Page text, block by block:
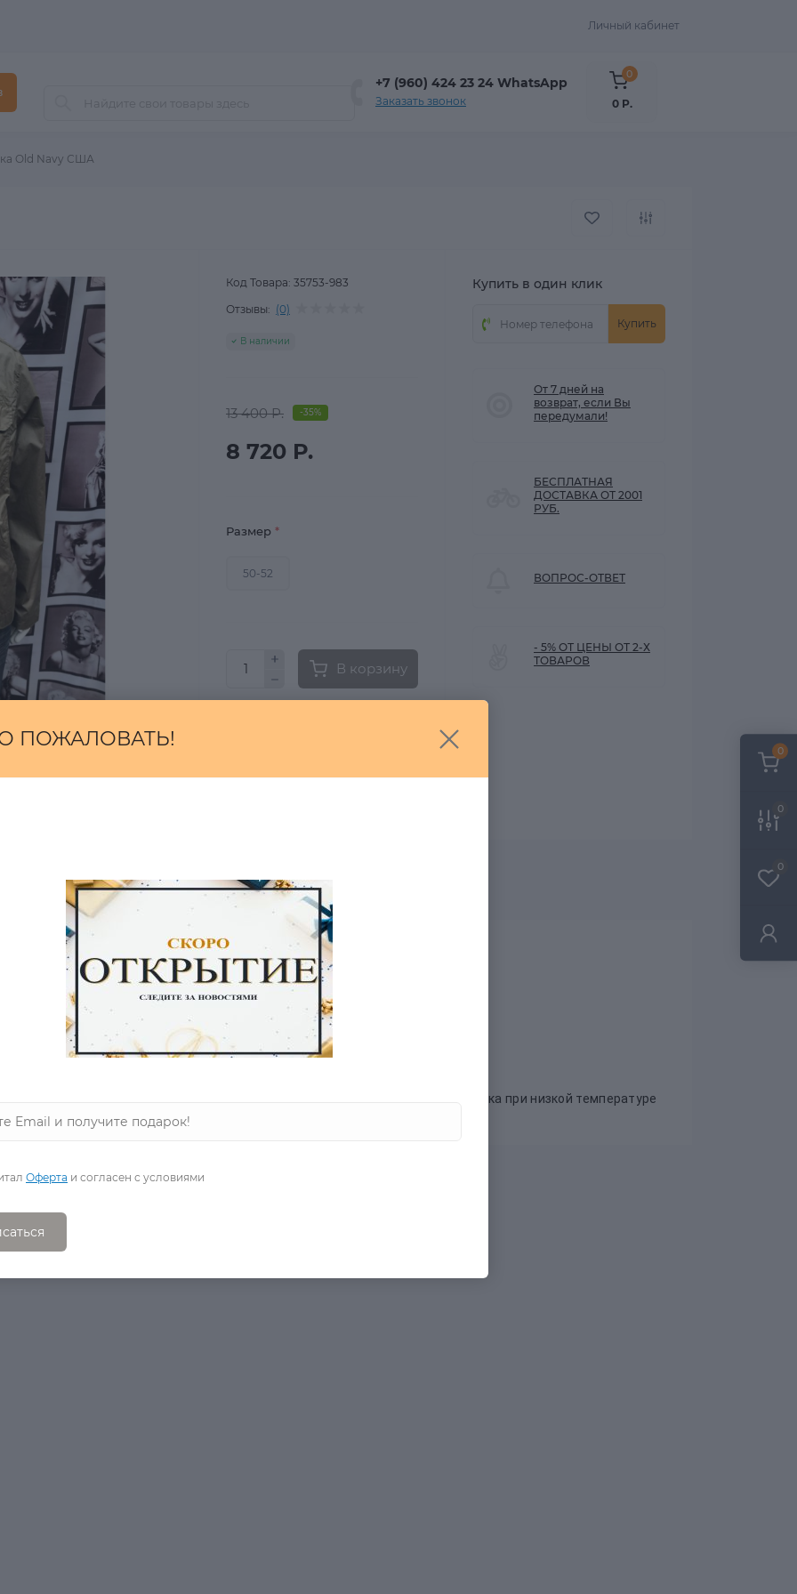
0
0
0
Личный кабинет
+7 (960) 424 23 24 WhatsApp
Заказать звонок
0
0 Р.
Old Navy США
Код Товара: 35753-983
Отзывы: (0)
В наличии
13 400 Р. -35%
8 720 Р.
Размер *
50-52
В корзину
Купить в один клик
Купить
От 7 дней на
возврат, если Вы
передумали!
БЕСПЛАТНАЯ
ДОСТАВКА ОТ 2001
РУБ.
ВОПРОС-ОТВЕТ
- 5% ОТ ЦЕНЫ ОТ 2-Х
ТОВАРОВ
на zastilem.ru
до 40°, гладить при температуре до 110°, допускается машинная сушка при низкой температуре
ПОЖАЛОВАТЬ!
Оферта и согласен с условиями